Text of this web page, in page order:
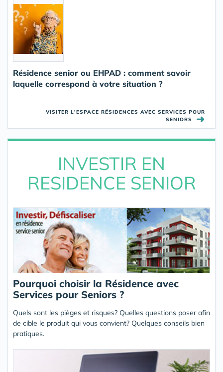
Résidence senior ou EHPAD : comment savoir
laquelle correspond à votre situation ?
VISITER L'ESPACE RÉSIDENCES AVEC SERVICES POUR
SENIORS
➜
INVESTIR EN
RESIDENCE SENIOR
Pourquoi choisir la Résidence avec
Services pour Seniors ?
Quels sont les pièges et risques? Quelles questions poser afin
de cible le produit qui vous convient? Quelques conseils bien
pratiques.